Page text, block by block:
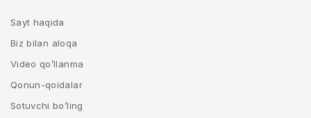
Sayt haqida
Biz bilan aloqa
Video qo’llanma
Qonun-qoidalar
Sotuvchi bo’ling